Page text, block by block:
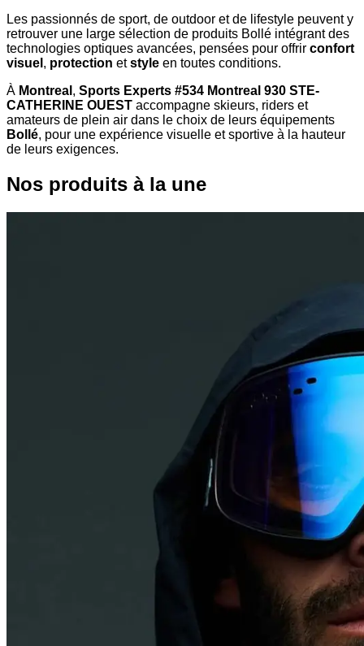
Les passionnés de sport, de outdoor et de lifestyle peuvent y
retrouver une large sélection de produits Bollé intégrant des
technologies optiques avancées, pensées pour offrir confort
visuel , protection etstyle en toutes conditions.
À Montreal , Sports Experts #534 Montreal 930 STE-
CATHERINE OUEST accompagne skieurs, riders et
amateurs de plein air dans le choix de leurs équipements
Bollé, pour une expérience visuelle et sportive à la hauteur
de leurs exigences.
Nos produits à la une